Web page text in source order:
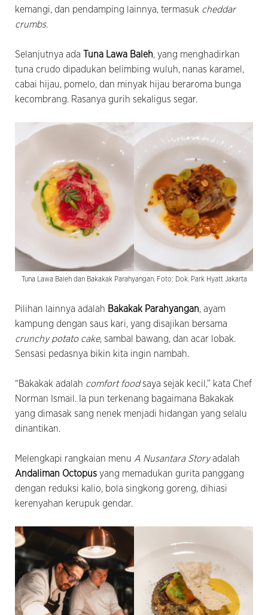
kemangi, dan pendamping lainnya, termasuk cheddar
crumbs.
Selanjutnya ada Tuna Lawa Baleh, yang menghadirkan
tuna crudo dipadukan belimbing wuluh, nanas karamel,
cabai hijau, pomelo, dan minyak hijau beraroma bunga
kecombrang. Rasanya gurih sekaligus segar.
Tuna Lawa Baleh dan Bakakak Parahyangan. Foto: Dok. Park Hyatt Jakarta
Pilihan lainnya adalah Bakakak Parahyangan, ayam
kampung dengan saus kari, yang disajikan bersama
crunchy potato cake, sambal bawang, dan acar lobak.
Sensasi pedasnya bikin kita ingin nambah.
“Bakakak adalah comfort foodsaya sejak kecil,” kata Chef
Norman Ismail. Ia pun terkenang bagaimana Bakakak
yang dimasak sang nenek menjadi hidangan yang selalu
dinantikan.
Melengkapi rangkaian menu A Nusantara Storyadalah
Andaliman Octopus yang memadukan gurita panggang
dengan reduksi kalio, bola singkong goreng, dihiasi
kerenyahan kerupuk gendar.